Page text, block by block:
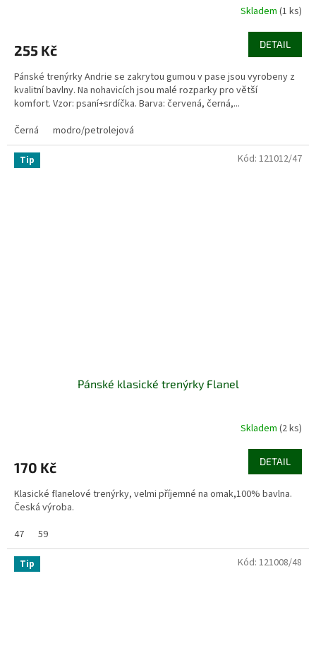
Skladem (1 ks)
255 Kč DETAIL
Pánské trenýrky Andrie se zakrytou gumou v pase jsou vyrobeny z
kvalitní bavlny. Na nohavicích jsou malé rozparky pro větší
komfort. Vzor: psaní+srdíčka. Barva: červená, černá,...
Černá
modro/petrolejová
Tip
Pánské klasické trenýrky Flanel
Skladem (2 ks)
170 Kč DETAIL
Klasické flanelové trenýrky, velmi příjemné na omak,100% bavlna.
Česká výroba.
47
59
Kód: 121012/47
Tip Kód: 121008/48